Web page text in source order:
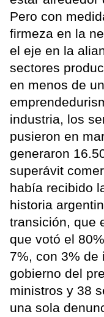
Pero con
firmeza en la
el eje en la
sectores
en menos de
industria, los
pusieron en
generaron
superávit
había recibido
historia
transición, que
que votó el
7%, con 3% de
gobierno del
ministros y 38
una sola